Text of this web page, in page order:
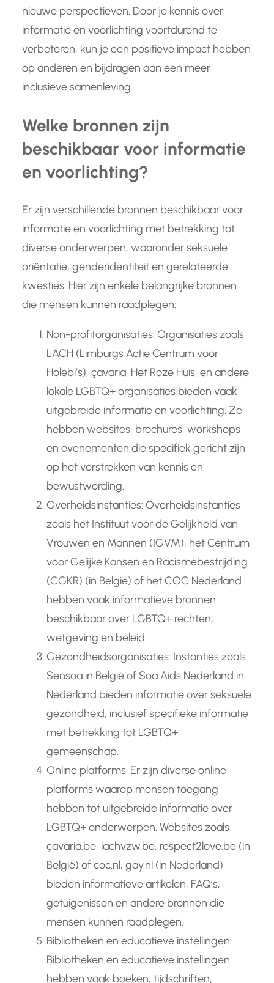
nieuwe perspectieven. Door je kennis over
informatie en voorlichting voortdurend te
verbeteren, kun je een positieve impact hebben
op anderen en bijdragen aan een meer
inclusieve samenleving.
Welke bronnen zijn
beschikbaar voor informatie
en voorlichting?
Er zijn verschillende bronnen beschikbaar voor
informatie en voorlichting met betrekking tot
diverse onderwerpen, waaronder seksuele
oriëntatie, genderidentiteit en gerelateerde
kwesties. Hier zijn enkele belangrijke bronnen
die mensen kunnen raadplegen:
Non-profitorganisaties: Organisaties zoals
LACH (Limburgs Actie Centrum voor
Holebi’s), çavaria, Het Roze Huis, en andere
lokale LGBTQ+ organisaties bieden vaak
uitgebreide informatie en voorlichting. Ze
hebben websites, brochures, workshops
en evenementen die specifiek gericht zijn
op het verstrekken van kennis en
bewustwording.
Overheidsinstanties: Overheidsinstanties
zoals het Instituut voor de Gelijkheid van
Vrouwen en Mannen (IGVM), het Centrum
voor Gelijke Kansen en Racismebestrijding
(CGKR) (in België) of het COC Nederland
hebben vaak informatieve bronnen
beschikbaar over LGBTQ+ rechten,
wetgeving en beleid.
Gezondheidsorganisaties: Instanties zoals
Sensoa in België of Soa Aids Nederland in
Nederland bieden informatie over seksuele
gezondheid, inclusief specifieke informatie
met betrekking tot LGBTQ+
gemeenschap.
Online platforms: Er zijn diverse online
platforms waarop mensen toegang
hebben tot uitgebreide informatie over
LGBTQ+ onderwerpen. Websites zoals
çavaria.be, lachvzw.be, respect2love.be (in
België) of coc.nl, gay.nl (in Nederland)
bieden informatieve artikelen, FAQ’s,
getuigenissen en andere bronnen die
mensen kunnen raadplegen.
Bibliotheken en educatieve instellingen:
Bibliotheken en educatieve instellingen
hebben vaak boeken, tijdschriften,